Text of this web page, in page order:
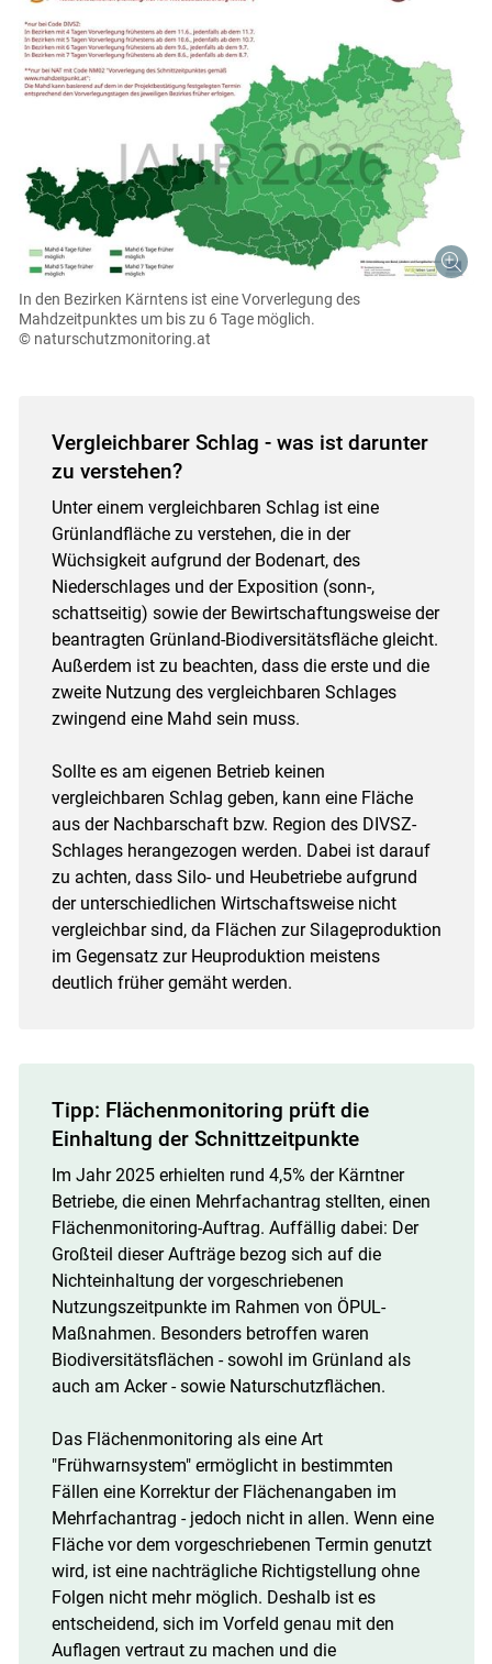
In den Bezirken Kärntens ist eine Vorverlegung des
Mahdzeitpunktes um bis zu 6 Tage möglich.
© naturschutzmonitoring.at
Vergleichbarer Schlag - was ist darunter
zu verstehen?
Unter einem vergleichbaren Schlag ist eine
Grünlandfläche zu verstehen, die in der
Wüchsigkeit aufgrund der Bodenart, des
Niederschlages und der Exposition (sonn-,
schattseitig) sowie der Bewirtschaftungsweise der
beantragten Grünland-Biodiversitätsfläche gleicht.
Außerdem ist zu beachten, dass die erste und die
zweite Nutzung des vergleichbaren Schlages
zwingend eine Mahd sein muss.
Sollte es am eigenen Betrieb keinen
vergleichbaren Schlag geben, kann eine Fläche
aus der Nachbarschaft bzw. Region des DIVSZ-
Schlages herangezogen werden. Dabei ist darauf
zu achten, dass Silo- und Heubetriebe aufgrund
der unterschiedlichen Wirtschaftsweise nicht
vergleichbar sind, da Flächen zur Silageproduktion
im Gegensatz zur Heuproduktion meistens
deutlich früher gemäht werden.
Tipp: Flächenmonitoring prüft die
Einhaltung der Schnittzeitpunkte
Im Jahr 2025 erhielten rund 4,5% der Kärntner
Betriebe, die einen Mehrfachantrag stellten, einen
Flächenmonitoring-Auftrag. Auffällig dabei: Der
Großteil dieser Aufträge bezog sich auf die
Nichteinhaltung der vorgeschriebenen
Nutzungszeitpunkte im Rahmen von ÖPUL-
Maßnahmen. Besonders betroffen waren
Biodiversitätsflächen - sowohl im Grünland als
auch am Acker - sowie Naturschutzflächen.
Das Flächenmonitoring als eine Art
"Frühwarnsystem" ermöglicht in bestimmten
Fällen eine Korrektur der Flächenangaben im
Mehrfachantrag - jedoch nicht in allen. Wenn eine
Fläche vor dem vorgeschriebenen Termin genutzt
wird, ist eine nachträgliche Richtigstellung ohne
Folgen nicht mehr möglich. Deshalb ist es
entscheidend, sich im Vorfeld genau mit den
Auflagen vertraut zu machen und die